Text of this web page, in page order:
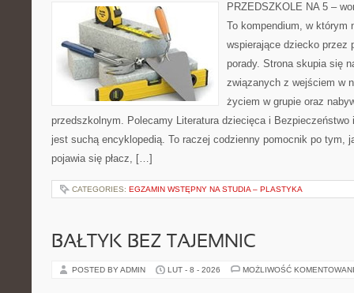
PRZEDSZKOLE NA 5 –
To kompendium, w którym
wspierające dziecko przez
porady. Strona skupia się
związanych z wejściem w
życiem w grupie oraz
przedszkolnym. Polecamy Literatura dziecięca i Bezpieczeństwo
jest suchą encyklopedią. To raczej codzienny pomocnik po tym,
pojawia się płacz, […]
CATEGORIES: EGZAMIN WSTĘPNY NA STUDIA – PLASTYKA
BAŁTYK BEZ TAJEMNIC
POSTED BY ADMIN LUT - 8 - 2026 MOŻLIWOŚĆ